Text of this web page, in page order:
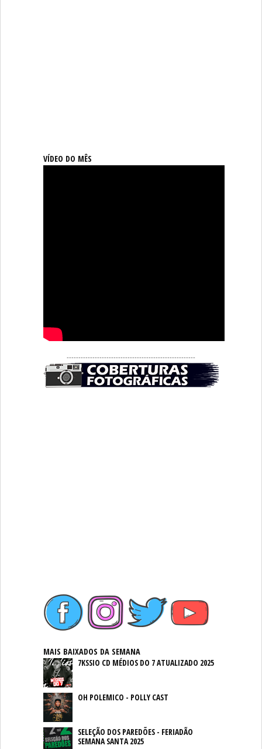
VÍDEO DO MÊS
-------------------------------------------------------
MAIS BAIXADOS DA SEMANA
7KSSIO CD MÉDIOS DO 7 ATUALIZADO 2025
OH POLEMICO - POLLY CAST
SELEÇÃO DOS PAREDÕES - FERIADÃO
SEMANA SANTA 2025